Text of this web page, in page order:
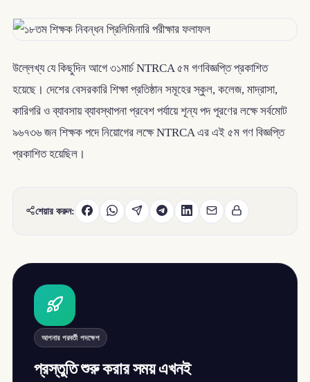
উল্লেখ্য যে কিছুদিন আগে ৩১মার্চ NTRCA ৫ম গণবিজ্ঞপ্তি প্রকাশিত
হয়েছে। দেশের বেসরকারি শিক্ষা প্রতিষ্ঠান সমূহের স্কুল, কলেজ, মাদ্রাসা,
কারিগরি ও ব্যাবসায় ব্যাবস্থাপনা প্রবেশ পর্যায়ে শূন্য পদ পূরণের লক্ষে সর্বমোট
৯৬৭৩৬ জন শিক্ষক পদে নিয়োগের লক্ষে NTRCA এর এই ৫ম গণ বিজ্ঞপ্তি
প্রকাশিত হয়েছিল।
শেয়ার করুন:
আপনার পরবর্তী পদক্ষেপ
প্রস্তুতি শুরু করার সময় এখনই